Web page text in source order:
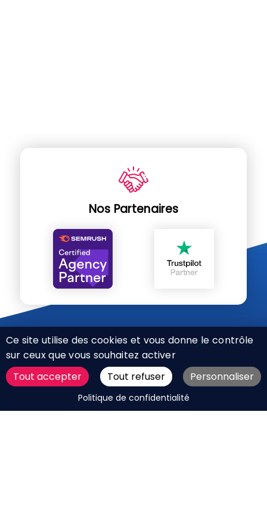
DEMANDER UN DEVIS
Nos Partenaires
CHARTE RÉSEAUX SOCIAUX
MENTIONS LÉGALES
Ce site utilise des cookies et vous donne le contrôle
sur ceux que vous souhaitez activer
Tout accepter
Tout refuser Personnaliser
Politique de confidentialité